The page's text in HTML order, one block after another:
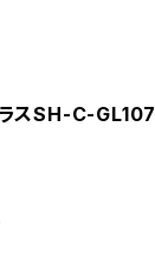
ラスSH-C-GL107